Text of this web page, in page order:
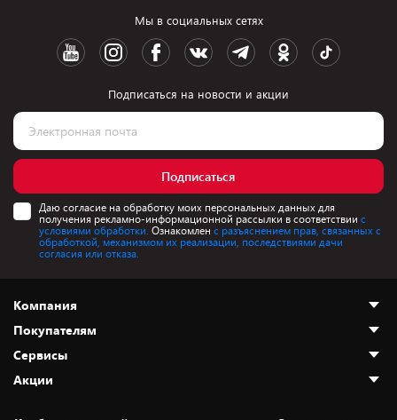
Мы в социальных сетях
Подписаться на новости и акции
Подписаться
Даю согласие на обработку моих персональных данных для
получения рекламно-информационной рассылки в соответствии с
условиями обработки. Ознакомлен с разъяснением прав, связанных с
обработкой, механизмом их реализации, последствиями дачи
согласия или отказа.
Компания
О нас
Адреса магазинов
Новости
Статьи и обзоры
Покупателям
Как сделать заказ
Оплата и доставка
Безналичный расчёт
Сервисы
Установка техники
Акции